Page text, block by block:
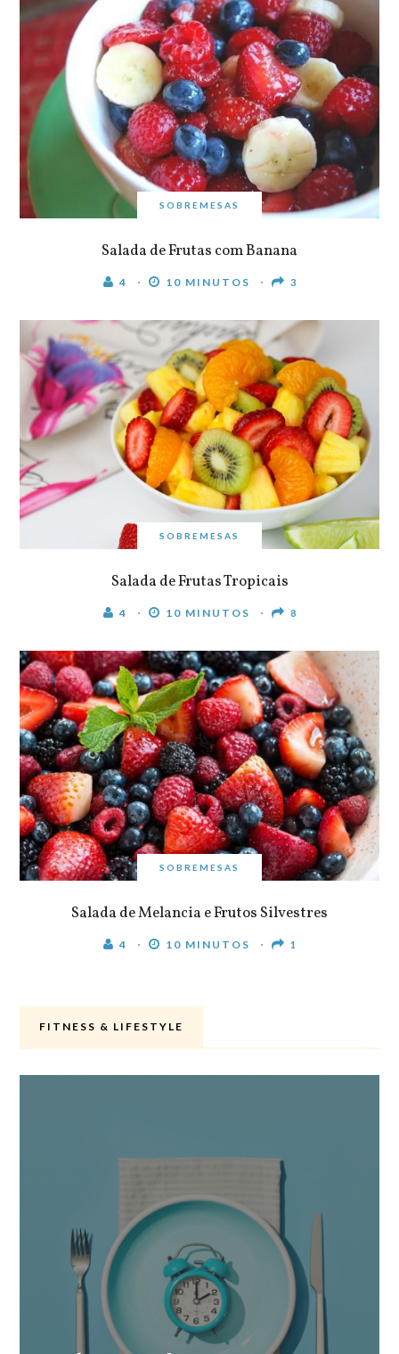
SOBREMESAS
Salada de Frutas com Banana
4 10 MINUTOS 3
SOBREMESAS
Salada de Frutas Tropicais
4 10 MINUTOS 8
SOBREMESAS
Salada de Melancia e Frutos Silvestres
4 10 MINUTOS 1
FITNESS & LIFESTYLE